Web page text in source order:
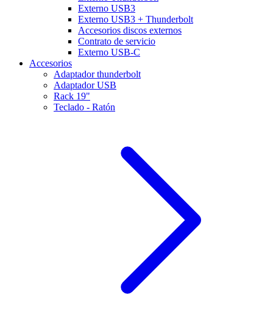
Externo USB3
Externo USB3 + Thunderbolt
Accesorios discos externos
Contrato de servicio
Externo USB-C
Accesorios
Adaptador thunderbolt
Adaptador USB
Rack 19"
Teclado - Ratón